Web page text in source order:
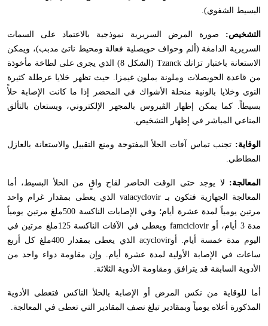
البسيط الشفوي).
التشخيص: صورة المرض السريرية نموذجية بالاعتماد على السمات
السريرية الدامغة (ألم وحواف حويصلية فعالة ومحيط ناتئ مدبب)، ويمكن
الاستعانة باختبار تزانكTzanck
(الشكل 8) الذي يجرى على لطاخة مأخوذة
من قاعدة الحويصلات وملونة بملون غيمزا. حيث تظهر خلايا عرطلة كثيرة
النوى وخلايا بالونية منحلة الأشواك في المحضر إذا ما كانت الإصابة حلأً
بسيطاً. كما يمكن إظهار الڤيروس بالمجهر الإلكتروني، ويستعان بالتألق
المناعي المباشر في إظهار التشخيص.
الوقاية: تجنب تماس آفات الحلأ المفتوحة ومنع التقبيل والاستعانة بالعازل
المطاطي.
المعالجة: لا يوجد حتى الوقت الحاضر لقاح واقٍ من الحلأ البسيط، أما
المعالجة الجهازية فتكون بـ valacyclovirالذي يعطى بمقدار غرام واحد
مرتين يومياً لمدة عشرة أيام؛ وفي الإصابات الناكسة 500ملغ مرتين يومياً
مدة 3 أيام، أو
famciclovir
ويعطى في الآفات الناكسة 125ملغ مرتين في
اليوم مدة خمسة أيام. أوacyclovir
الذي يعطى بمقدار 400ملغ كل أربع
ساعات في الإصابة الأولية لمدة عشرة أيام. وإن مقاومة دواء واحد من
الأدوية السابقة قد يترافق ومقاومة الأدوية الثلاثة.
أما للوقاية من نكس المرض أو الإصابة بالحلأ الناكس فتعطى الأدوية
المذكورة أعلاه يومياً وبمقادير تبلغ نصف المقادير التي تعطى في المعالجة.